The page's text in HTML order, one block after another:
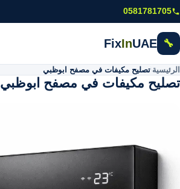
تخطى إلى المحتوى الرئيسي
0581781705
🔧
FixInUAE
الرئيسية تصليح مكيفات في مصفح ابوظبي
تصليح مكيفات في مصفح ابوظبي